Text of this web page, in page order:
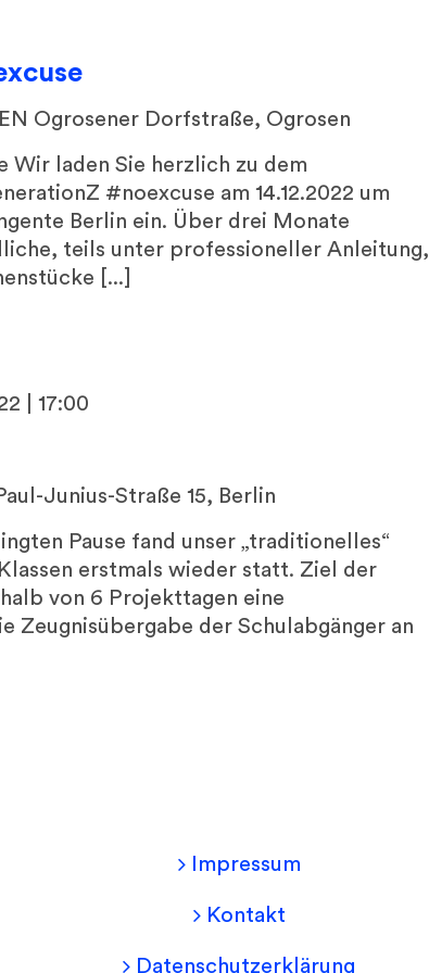
Ogrosener Dorfstraße, Ogrosen
Wir laden Sie herzlich zu dem
#noexcuse am 14.12.2022 um
Berlin ein. Über drei Monate
teils unter professioneller Anleitung,
[...]
| 17:00
Junius-Straße 15, Berlin
Pause fand unser „traditionelles“
erstmals wieder statt. Ziel der
von 6 Projekttagen eine
Zeugnisübergabe der Schulabgänger an
Impressum
Kontakt
Datenschutzerklärung